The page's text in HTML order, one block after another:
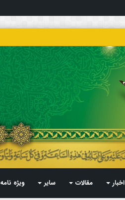
اخبار مقالات سایر ویژه نامه